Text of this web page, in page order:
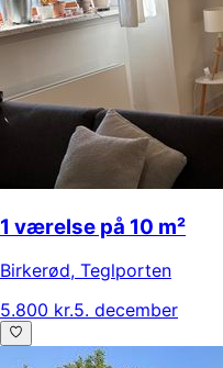
1 værelse på 10 m²
Birkerød, Teglporten
5.800 kr.5. december